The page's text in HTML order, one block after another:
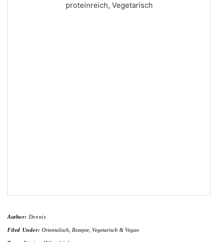
proteinreich, Vegetarisch
Author: Dennis
Filed Under: Orientalisch Rezepte, Vegetarisch & Vegan